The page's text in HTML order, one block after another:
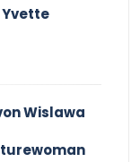
Yvette
Wislawa